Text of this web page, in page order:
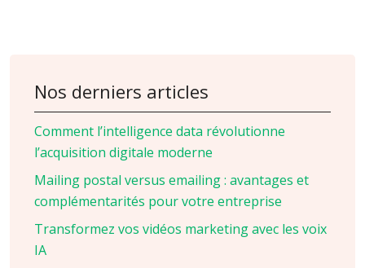
Nos derniers articles
Comment l’intelligence data révolutionne
l’acquisition digitale moderne
Mailing postal versus emailing : avantages et
complémentarités pour votre entreprise
Transformez vos vidéos marketing avec les voix
IA